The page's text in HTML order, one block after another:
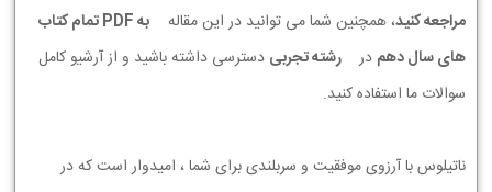
مراجعه کنید، همچنین شما می توانید در این مقاله
به PDF تمام کتاب
های سال دهم در رشته تجربی دسترسی داشته باشید و از آرشیو کامل
سوالات ما استفاده کنید.
ناتیلوس با آرزوی موفقیت و سربلندی برای شما ، امیدوار است که در